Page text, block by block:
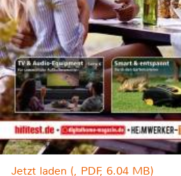
Jetzt laden (, PDF, 6.04 MB)